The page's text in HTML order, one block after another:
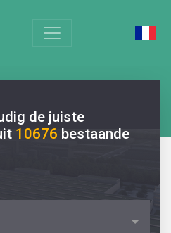
de juiste
10676 bestaande